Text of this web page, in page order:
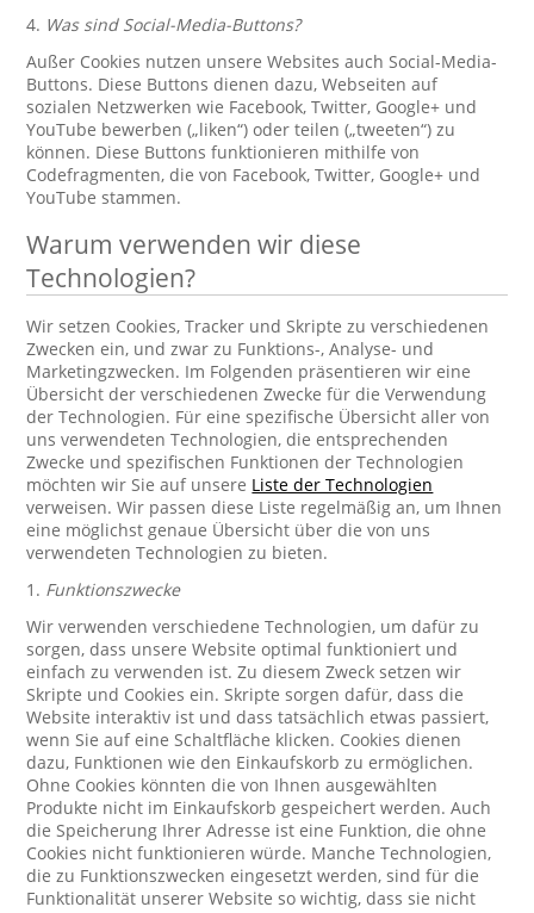
4. Was sind Social-Media-Buttons?
Außer Cookies nutzen unsere Websites auch Social-Media-
Buttons. Diese Buttons dienen dazu, Webseiten auf
sozialen Netzwerken wie Facebook, Twitter, Google+ und
YouTube bewerben („liken“) oder teilen („tweeten“) zu
können. Diese Buttons funktionieren mithilfe von
Codefragmenten, die von Facebook, Twitter, Google+ und
YouTube stammen.
Warum verwenden wir diese
Technologien?
Wir setzen Cookies, Tracker und Skripte zu verschiedenen
Zwecken ein, und zwar zu Funktions-, Analyse- und
Marketingzwecken. Im Folgenden präsentieren wir eine
Übersicht der verschiedenen Zwecke für die Verwendung
der Technologien. Für eine spezifische Übersicht aller von
uns verwendeten Technologien, die entsprechenden
Zwecke und spezifischen Funktionen der Technologien
möchten wir Sie auf unsere Liste der Technologien
verweisen. Wir passen diese Liste regelmäßig an, um Ihnen
eine möglichst genaue Übersicht über die von uns
verwendeten Technologien zu bieten.
1. Funktionszwecke
Wir verwenden verschiedene Technologien, um dafür zu
sorgen, dass unsere Website optimal funktioniert und
einfach zu verwenden ist. Zu diesem Zweck setzen wir
Skripte und Cookies ein. Skripte sorgen dafür, dass die
Website interaktiv ist und dass tatsächlich etwas passiert,
wenn Sie auf eine Schaltfläche klicken. Cookies dienen
dazu, Funktionen wie den Einkaufskorb zu ermöglichen.
Ohne Cookies könnten die von Ihnen ausgewählten
Produkte nicht im Einkaufskorb gespeichert werden. Auch
die Speicherung Ihrer Adresse ist eine Funktion, die ohne
Cookies nicht funktionieren würde. Manche Technologien,
die zu Funktionszwecken eingesetzt werden, sind für die
Funktionalität unserer Website so wichtig, dass sie nicht